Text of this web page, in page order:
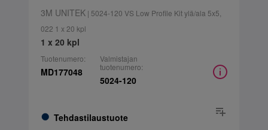
3M UNITEK| 5024-120 VS Low Profile Kit ylä/ala 5x5,
022 1 x 20 kpl
1 x 20 kpl
Tuotenumero:
MD177048
Tehdastilaustuote
Valmistajan
tuotenumero:
5024-120